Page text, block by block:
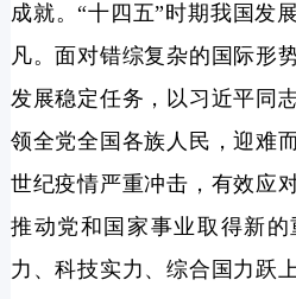
成就。“十四五”时期我国发
凡。面对错综复杂的国际形
发展稳定任务，以习近平同
领全党全国各族人民，迎难
世纪疫情严重冲击，有效应
推动党和国家事业取得新
力、科技实力、综合国力跃